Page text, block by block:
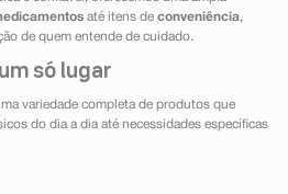
até itens de conveniência,
de quem entende de cuidado.
só lugar
variedade completa de produtos que
do dia a dia até necessidades específicas